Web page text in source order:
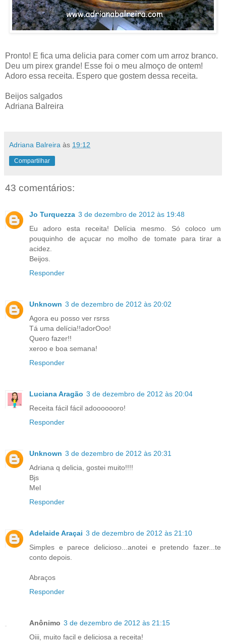
Pronto! E fica uma delicia para comer com um arroz branco.
Deu um pirex grande! Esse foi o meu almoço de ontem!
Adoro essa receita. Espero que gostem dessa receita.
Beijos salgados
Adriana Balreira
Adriana Balreira às 19:12
Compartilhar
43 comentários:
Jo Turquezza 3 de dezembro de 2012 às 19:48
Eu adoro esta receita! Delícia mesmo. Só coloco um
pouquinho de açucar no molho de tomate para tirar a
acidez.
Beijos.
Responder
Unknown 3 de dezembro de 2012 às 20:02
Agora eu posso ver rsrss
Tá uma delícia!!adorOoo!
Quero fazer!!
xeroo e boa semana!
Responder
Luciana Aragão 3 de dezembro de 2012 às 20:04
Receita fácil fácil adooooooro!
Responder
Unknown 3 de dezembro de 2012 às 20:31
Adriana q delicia, gostei muito!!!!
Bjs
Mel
Responder
Adelaide Araçai 3 de dezembro de 2012 às 21:10
Simples e parece delicioso...anotei e pretendo fazer...te
conto depois.
Abraços
Responder
Anônimo 3 de dezembro de 2012 às 21:15
Oiii, muito facil e deliciosa a receita!